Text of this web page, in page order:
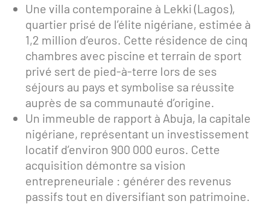
Une villa contemporaine à Lekki (Lagos),
quartier prisé de l’élite nigériane, estimée à
1,2 million d’euros. Cette résidence de cinq
chambres avec piscine et terrain de sport
privé sert de pied-à-terre lors de ses
séjours au pays et symbolise sa réussite
auprès de sa communauté d’origine.
Un immeuble de rapport à Abuja, la capitale
nigériane, représentant un investissement
locatif d’environ 900 000 euros. Cette
acquisition démontre sa vision
entrepreneuriale : générer des revenus
passifs tout en diversifiant son patrimoine.